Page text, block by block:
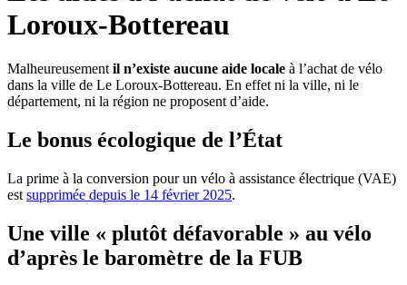
Loroux-Bottereau
Malheureusement il n’existe aucune aide locale à l’achat de vélo
dans la ville de Le Loroux-Bottereau. En effet ni la ville, ni le
département, ni la région ne proposent d’aide.
Le bonus écologique de l’État
La prime à la conversion pour un vélo à assistance électrique (VAE)
est supprimée depuis le 14 février 2025.
Une ville « plutôt défavorable » au vélo
d’après le baromètre de la FUB